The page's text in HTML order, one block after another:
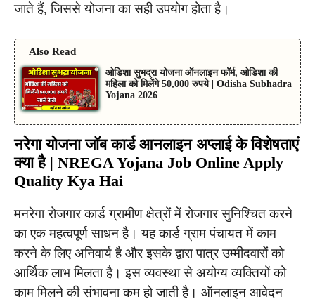
जाते हैं, जिससे योजना का सही उपयोग होता है।
Also Read
ओडिशा सुभद्रा योजना ऑनलाइन फॉर्म, ओडिशा की
महिला को मिलेंगे 50,000 रुपये | Odisha Subhadra
Yojana 2026
नरेगा योजना जॉब कार्ड आनलाइन अप्लाई के विशेषताएं
क्या है | NREGA Yojana Job Online Apply
Quality Kya Hai
मनरेगा रोजगार कार्ड ग्रामीण क्षेत्रों में रोजगार सुनिश्चित करने
का एक महत्वपूर्ण साधन है। यह कार्ड ग्राम पंचायत में काम
करने के लिए अनिवार्य है और इसके द्वारा पात्र उम्मीदवारों को
आर्थिक लाभ मिलता है। इस व्यवस्था से अयोग्य व्यक्तियों को
काम मिलने की संभावना कम हो जाती है। ऑनलाइन आवेदन